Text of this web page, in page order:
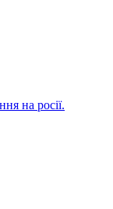
на росії.